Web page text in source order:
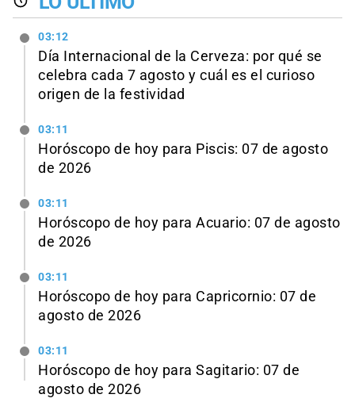
03:12
Día Internacional de la Cerveza: por qué se
celebra cada 7 agosto y cuál es el curioso
origen de la festividad
03:11
Horóscopo de hoy para Piscis: 07 de agosto
de 2026
03:11
Horóscopo de hoy para Acuario: 07 de agosto
de 2026
03:11
Horóscopo de hoy para Capricornio: 07 de
agosto de 2026
03:11
Horóscopo de hoy para Sagitario: 07 de
agosto de 2026